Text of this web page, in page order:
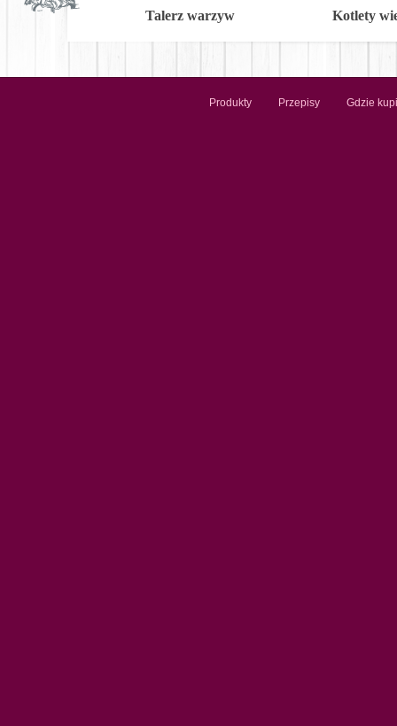
Talerz warzyw Kotlety
Produkty Przepisy Gdzie